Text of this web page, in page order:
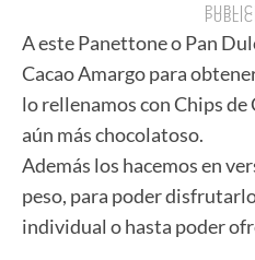
A este Panettone o Pan
Cacao Amargo para
lo rellenamos con Chips de
aún más chocolatoso.
Además los hacemos en
peso, para poder
individual o hasta poder